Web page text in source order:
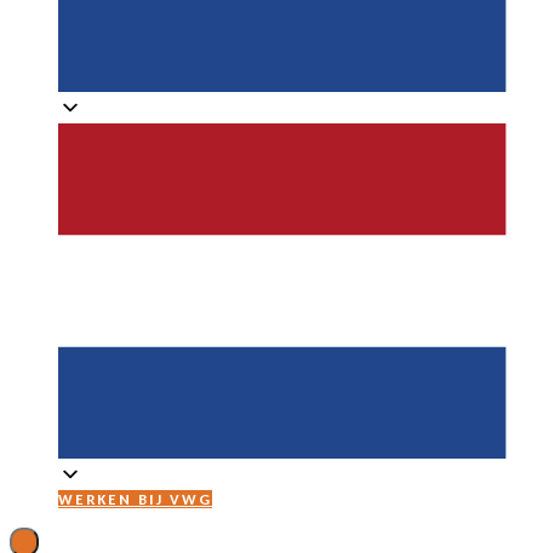
WERKEN BIJ VWG